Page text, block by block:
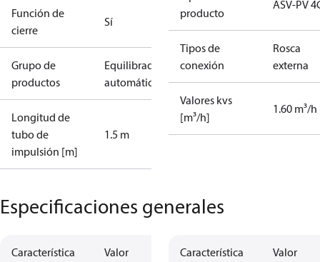
Función de
cierre
Sí
Grupo de
productos
Equilibrado
automático
Longitud de
tubo de
impulsión [m]
1.5 m
producto
ASV-PV
Tipos de
conexión
Rosca
externa
Valores kvs
[m³/h]
1.60 m³/h
Especificaciones generales
Característica Valor Característica Valor